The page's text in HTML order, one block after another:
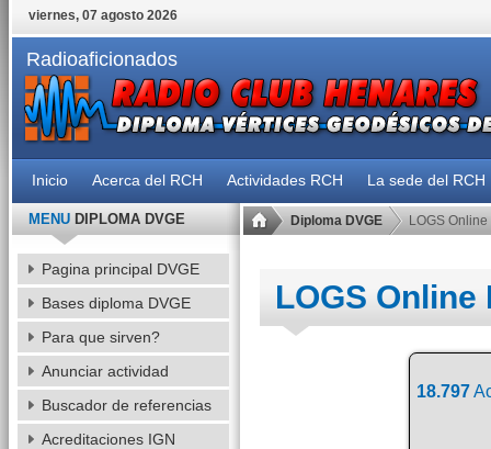
viernes, 07 agosto 2026
Radioaficionados
Inicio Acerca del RCH Actividades RCH La sede del RCH
Diploma DVGE LOGS Online
LOGS Online
18.797
MENUDIPLOMA DVGE
Pagina principal DVGE
Bases diploma DVGE
Para que sirven?
Anunciar actividad
Buscador de referencias
Acreditaciones IGN